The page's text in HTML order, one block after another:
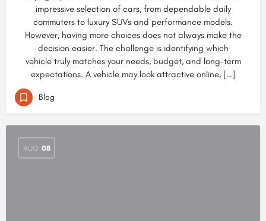
impressive selection of cars, from dependable daily
commuters to luxury SUVs and performance models.
However, having more choices does not always make the
decision easier. The challenge is identifying which
vehicle truly matches your needs, budget, and long-term
expectations. A vehicle may look attractive online, […]
Blog
AUG 08